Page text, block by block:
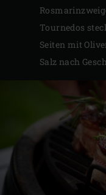
Tournedos
Seiten mit
Salz nach